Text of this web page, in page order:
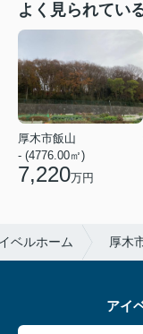
よく見られてい
厚木市飯山
- (4776.00㎡)
7,220万円
ベルホーム 厚木
アイ